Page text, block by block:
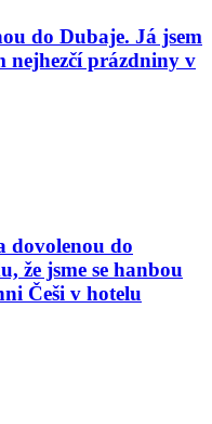
do Dubaje. Já jsem
nejhezčí prázdniny v
dovolenou do
že jsme se hanbou
Češi v hotelu